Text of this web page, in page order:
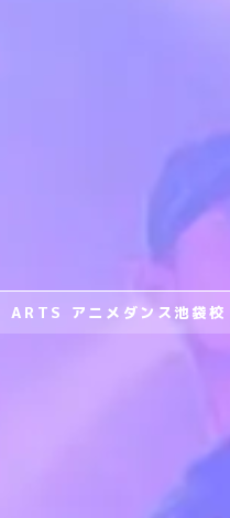
アニメダンス池袋校